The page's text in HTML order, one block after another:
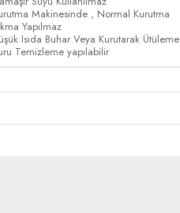
Makinesinde , Normal Kurutma
Yapılmaz
Isıda Buhar Veya Kurutarak Ütüleme
Temizleme yapılabilir